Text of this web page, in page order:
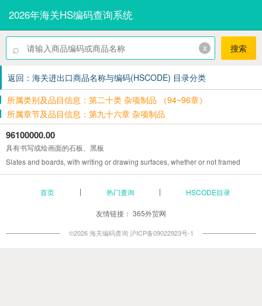
2026年海关HS编码查询系统
⌕ x 搜索
返回：海关进出口商品名称与编码(HSCODE) 目录分类
所属类别及品目信息：第二十类 杂项制品 （94~96章）
所属章节及品目信息：第九十六章 杂项制品
96100000.00
具有书写或绘画面的石板、黑板
Slates and boards, with writing or drawing surfaces, whether or not framed
首页 热门查询 HSCODE目录
友情链接： 365外贸网
©2026 海关编码查询 沪ICP备09022923号-1